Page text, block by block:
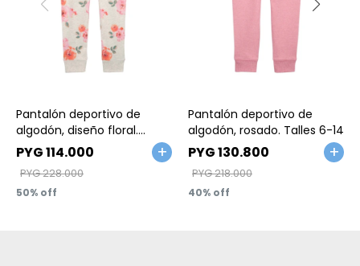
Pantalón deportivo de
algodón, diseño floral.
Talles 6-14
PYG114.000
PYG228.000
50
Pantalón deportivo de
algodón, rosado. Talles 6-14
PYG130.800
PYG218.000
40